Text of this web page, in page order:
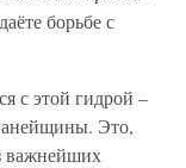
борьбе с
с этой гидрой –
Это,
важнейших